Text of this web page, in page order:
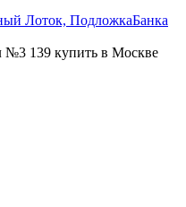
Лоток, ПодложкаБанка
№3 139 купить в Москве